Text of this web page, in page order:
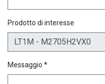
Prodotto di interesse
Messaggio *